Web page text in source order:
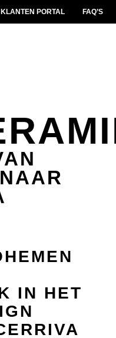
KLANTEN PORTAL FAQ’S
IN HET